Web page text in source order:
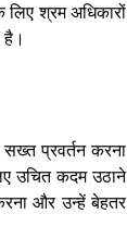
श्रम अधिकारों
प्रवर्तन करना
उचित कदम उठाने
और उन्हें बेहतर